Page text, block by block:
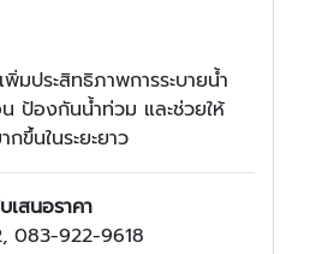
มประสิทธิภาพการระบายน้ำ
ป้องกันน้ำท่วม และช่วยให้
กขึ้นในระยะยาว
สนอราคา
083-922-9618